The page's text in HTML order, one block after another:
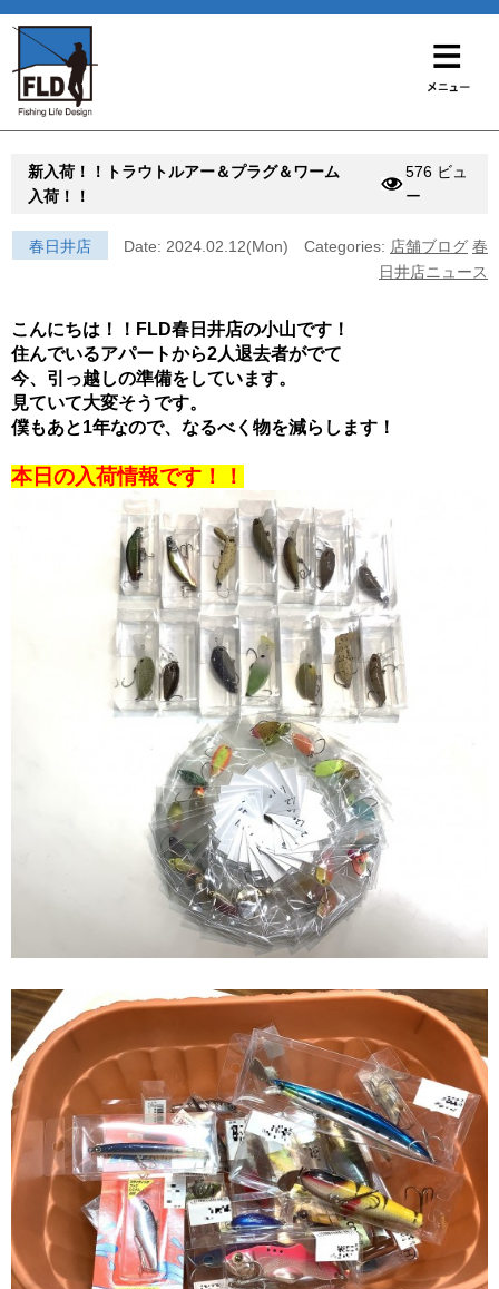
新入荷！！トラウトルアー＆プラグ＆ワーム
入荷！！
576 ビュ
ー
春日井店 Date: 2024.02.12(Mon) Categories: 店舗ブログ 春
日井店ニュース
こんにちは！！FLD春日井店の小山です！
住んでいるアパートから2人退去者がでて
今、引っ越しの準備をしています。
見ていて大変そうです。
僕もあと1年なので、なるべく物を減らします！
本日の入荷情報です！！